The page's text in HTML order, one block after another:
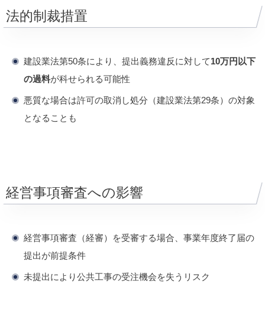
法的制裁措置
建設業法第50条により、提出義務違反に対して10万円以下
の過料が科せられる可能性
悪質な場合は許可の取消し処分（建設業法第29条）の対象
となることも
経営事項審査への影響
経営事項審査（経審）を受審する場合、事業年度終了届の
提出が前提条件
未提出により公共工事の受注機会を失うリスク